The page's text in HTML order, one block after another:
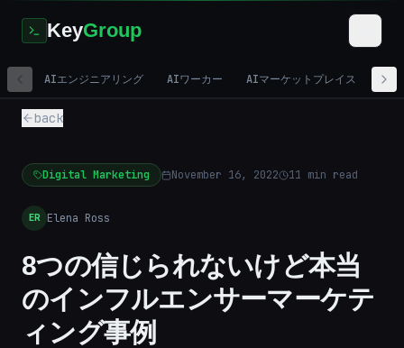
KeyGroup
AIエンジニアリング AIワーカー AIマーケットプレイス デ
back
Digital Marketing November 16, 2022 11 min read
ER Elena Ross
8つの信じられないけど本当
のインフルエンサーマーケテ
ィング事例